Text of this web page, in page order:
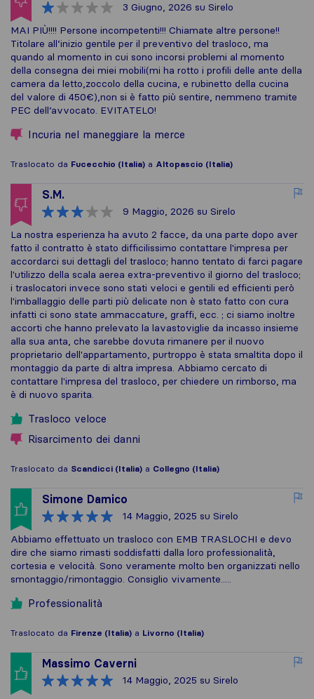
3 Giugno, 2026 su Sirelo
MAI PIÙ!!!! Persone incompetenti!!! Chiamate altre persone!!
Titolare all’inizio gentile per il preventivo del trasloco, ma
quando al momento in cui sono incorsi problemi al momento
della consegna dei miei mobili(mi ha rotto i profili delle ante della
camera da letto,zoccolo della cucina, e rubinetto della cucina
del valore di 450€),non si è fatto più sentire, nemmeno tramite
PEC dell’avvocato. EVITATELO!
Incuria nel maneggiare la merce
Traslocato da Fucecchio (Italia) a Altopascio (Italia)
S.M.
9 Maggio, 2026 su Sirelo
La nostra esperienza ha avuto 2 facce, da una parte dopo aver
fatto il contratto è stato difficilissimo contattare l'impresa per
accordarci sui dettagli del trasloco; hanno tentato di farci pagare
l'utilizzo della scala aerea extra-preventivo il giorno del trasloco;
i traslocatori invece sono stati veloci e gentili ed efficienti però
l'imballaggio delle parti più delicate non è stato fatto con cura
infatti ci sono state ammaccature, graffi, ecc. ; ci siamo inoltre
accorti che hanno prelevato la lavastoviglie da incasso insieme
alla sua anta, che sarebbe dovuta rimanere per il nuovo
proprietario dell'appartamento, purtroppo è stata smaltita dopo il
montaggio da parte di altra impresa. Abbiamo cercato di
contattare l'impresa del trasloco, per chiedere un rimborso, ma
è di nuovo sparita.
Trasloco veloce
Risarcimento dei danni
Traslocato da Scandicci (Italia) a Collegno (Italia)
Simone Damico
14 Maggio, 2025 su Sirelo
Abbiamo effettuato un trasloco con EMB TRASLOCHI e devo
dire che siamo rimasti soddisfatti dalla loro professionalità,
cortesia e velocità. Sono veramente molto ben organizzati nello
smontaggio/rimontaggio. Consiglio vivamente.....
Professionalità
Traslocato da Firenze (Italia) a Livorno (Italia)
Massimo Caverni
14 Maggio, 2025 su Sirelo